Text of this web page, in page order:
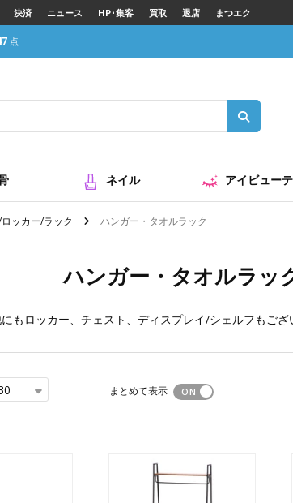
決済 ニュース HP･集客 買取 退店 まつエク
点
ネイル アイビュー
ッカー/ラック ハンガー・タオルラック
ハンガー・タオルラッ
も ロッカー、 チェスト 、 ディスプレイ/シェルフもござ
まとめて表示